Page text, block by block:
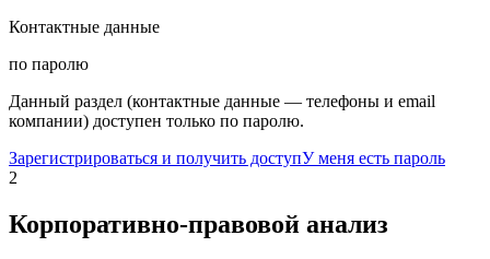
Контактные данные
по паролю
Данный раздел (контактные данные — телефоны и email
компании) доступен только по паролю.
Зарегистрироваться и получить доступУ меня есть пароль
2
Корпоративно-правовой анализ